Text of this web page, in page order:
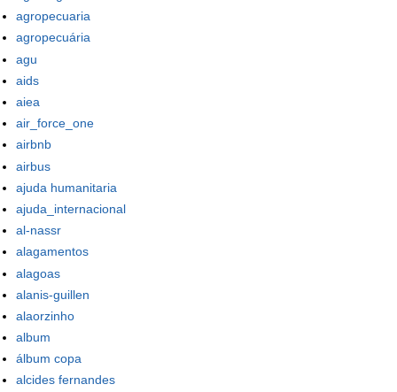
agropecuaria
agropecuária
agu
aids
aiea
air_force_one
airbnb
airbus
ajuda humanitaria
ajuda_internacional
al-nassr
alagamentos
alagoas
alanis-guillen
alaorzinho
album
álbum copa
alcides fernandes